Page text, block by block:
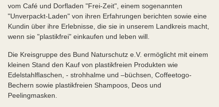
vom Café und Dorfladen "Frei-Zeit", einem sogenannten
"Unverpackt-Laden" von ihren Erfahrungen berichten sowie eine
Kundin über ihre Erlebnisse, die sie in unserem Landkreis macht,
wenn sie "plastikfrei" einkaufen und leben will.
Die Kreisgruppe des Bund Naturschutz e.V. ermöglicht mit einem
kleinen Stand den Kauf von plastikfreien Produkten wie
Edelstahlflaschen, - strohhalme und –büchsen, Coffeetogo-
Bechern sowie plastikfreien Shampoos, Deos und
Peelingmasken.